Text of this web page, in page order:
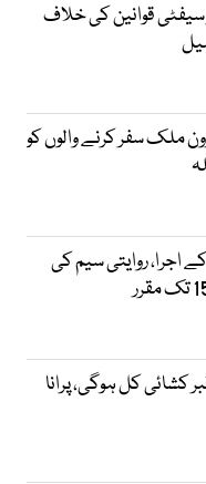
سیفٹی قوانین کی خلاف
ملک سفر کرنے والوں کو
روایتی سیم کی
کشائی کل ہوگی، پرانا